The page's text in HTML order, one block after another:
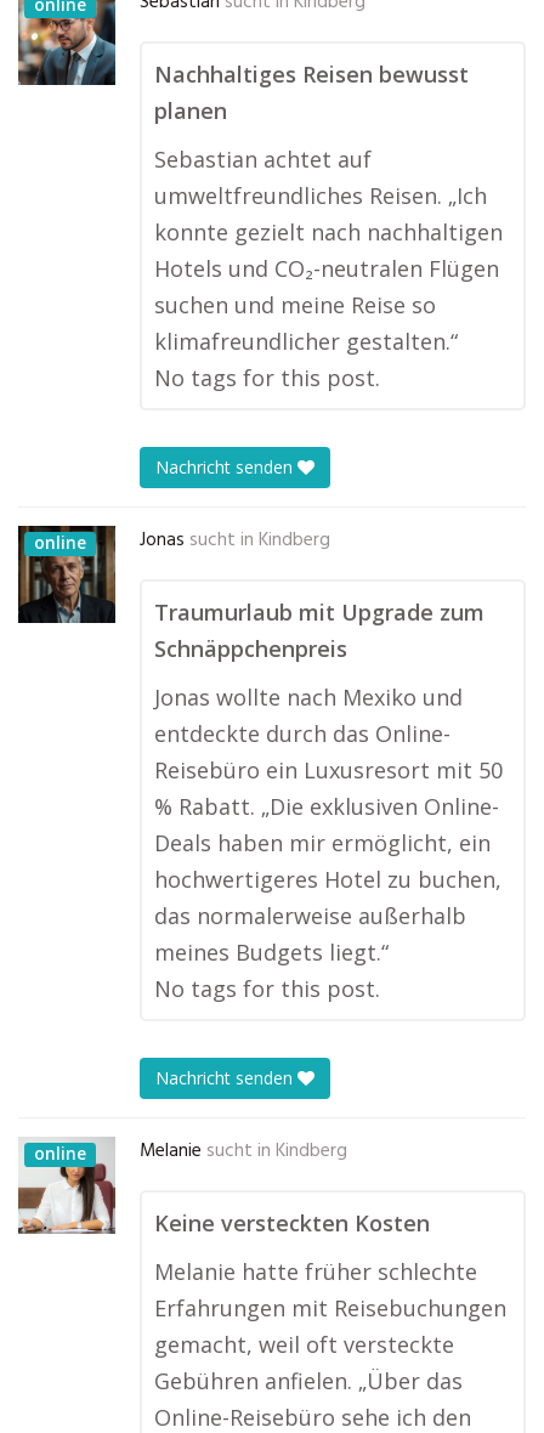
online
Nachhaltiges Reisen bewusst
planen
Sebastian achtet auf
umweltfreundliches Reisen. „Ich
konnte gezielt nach nachhaltigen
Hotels und CO₂-neutralen Flügen
suchen und meine Reise so
klimafreundlicher gestalten.“
No tags for this post.
Nachricht senden
online Jonas sucht in Kindberg
Traumurlaub mit Upgrade zum
Schnäppchenpreis
Jonas wollte nach Mexiko und
entdeckte durch das Online-
Reisebüro ein Luxusresort mit 50
% Rabatt. „Die exklusiven Online-
Deals haben mir ermöglicht, ein
hochwertigeres Hotel zu buchen,
das normalerweise außerhalb
meines Budgets liegt.“
No tags for this post.
Nachricht senden
online Melanie sucht in Kindberg
Keine versteckten Kosten
Melanie hatte früher schlechte
Erfahrungen mit Reisebuchungen
gemacht, weil oft versteckte
Gebühren anfielen. „Über das
Online-Reisebüro sehe ich den